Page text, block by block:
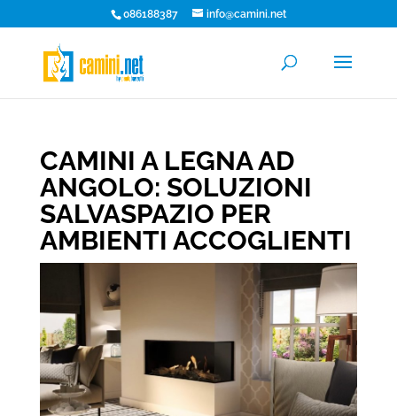
086188387 info@camini.net
CAMINI A LEGNA AD
ANGOLO: SOLUZIONI
SALVASPAZIO PER
AMBIENTI ACCOGLIENTI